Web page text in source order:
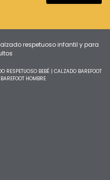
respetuoso infantil y para
RESPETUOSO BEBÉ | CALZADO BAREFOOT
HOMBRE